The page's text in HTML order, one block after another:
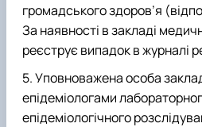
громадського здоров’я
За наявності в закладі
реєструє випадок в журналі
Уповноважена особа
епідеміологами
епідеміологічного